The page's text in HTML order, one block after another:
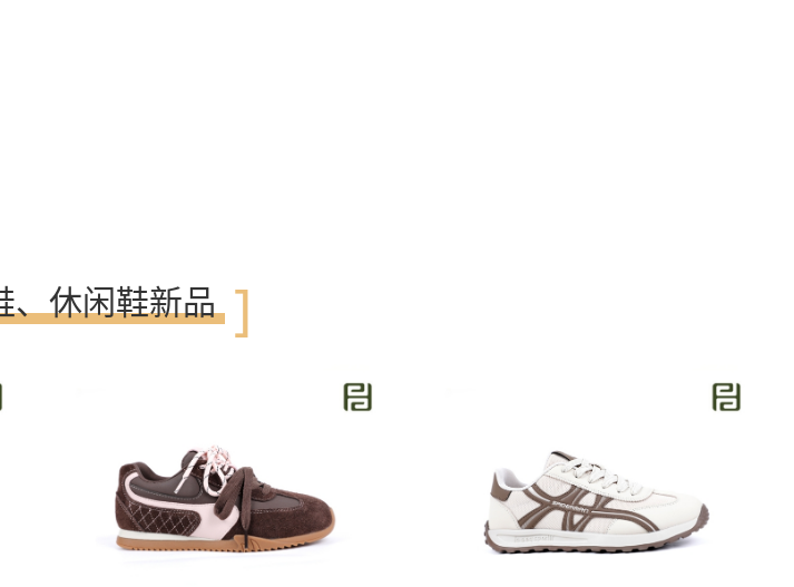
、休闲鞋新品 ]